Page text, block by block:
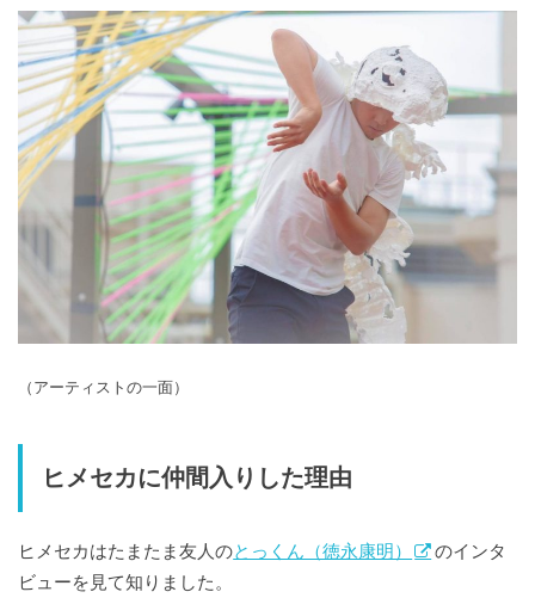
（アーティストの一面）
ヒメセカに仲間入りした理由
ヒメセカはたまたま友人のとっくん（徳永康明）
のインタ
ビューを見て知りました。